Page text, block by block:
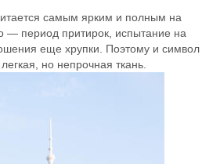
самым ярким и полным на
— период притирок, испытание на
еще хрупки. Поэтому и символ
но непрочная ткань.